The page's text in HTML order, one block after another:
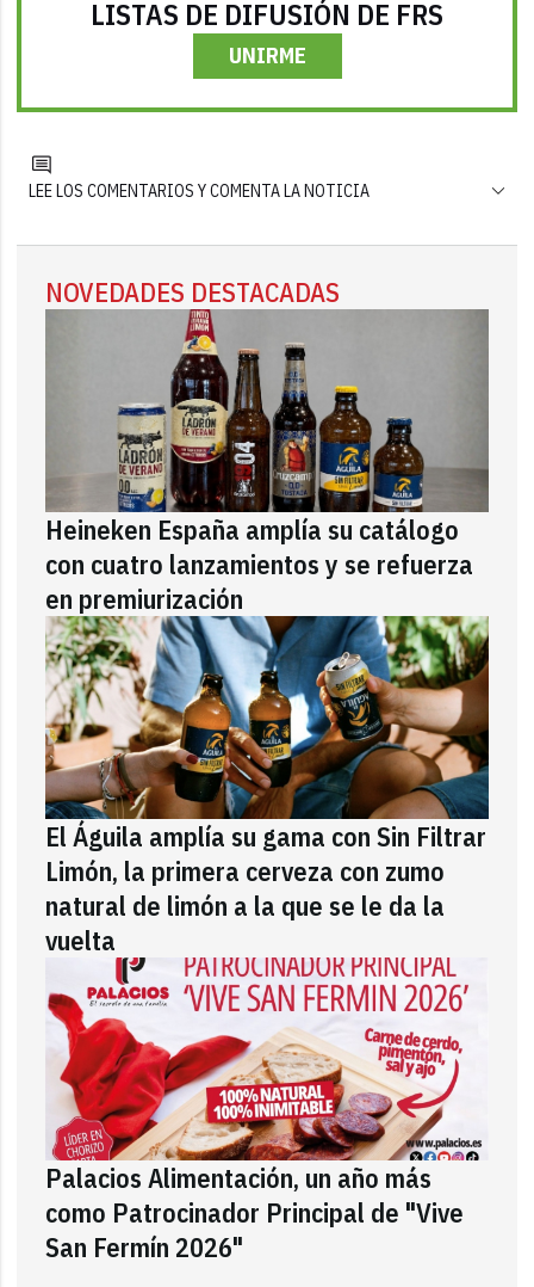
LISTAS DE DIFUSIÓN DE FRS
UNIRME
LEE LOS COMENTARIOS Y COMENTA LA NOTICIA
NOVEDADES DESTACADAS
Heineken España amplía su catálogo
con cuatro lanzamientos y se refuerza
en premiurización
El Águila amplía su gama con Sin Filtrar
Limón, la primera cerveza con zumo
natural de limón a la que se le da la
vuelta
Palacios Alimentación, un año más
como Patrocinador Principal de "Vive
San Fermín 2026"